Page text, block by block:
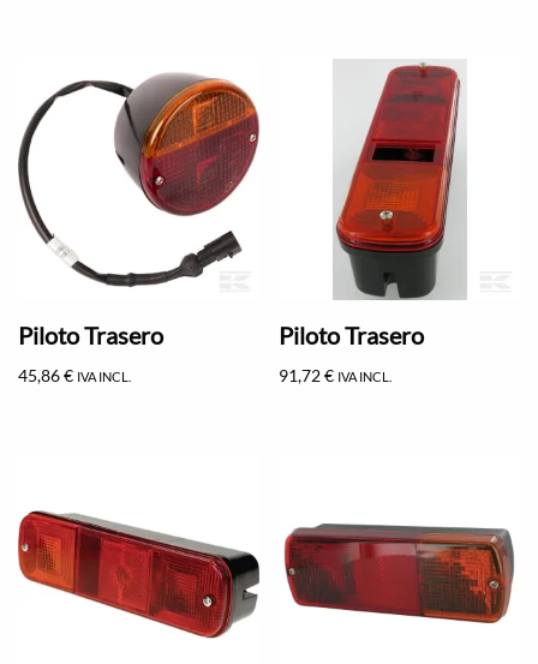
Piloto Trasero
45,86€ IVA INCL.
Piloto Trasero
91,72€ IVA INCL.